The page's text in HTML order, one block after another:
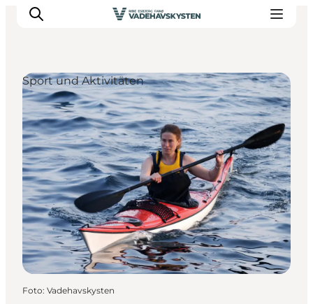
Ribe
Esbjerg
Fanø
Mandø
Wattenmeer
Essen und Schlafen
Veranstaltungen
Sport und Aktivitäten
Foto: Vadehavskysten